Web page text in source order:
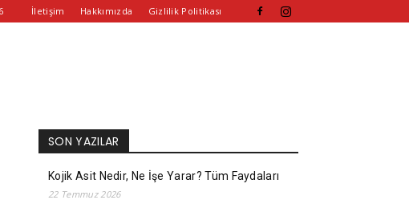
İletişim Hakkımızda Gizlilik Politikası
SON YAZILAR
Kojik Asit Nedir, Ne İşe Yarar? Tüm Faydaları
22 Temmuz 2026